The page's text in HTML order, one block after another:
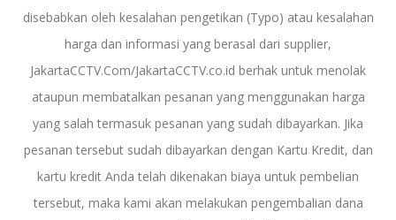
disebabkan oleh kesalahan pengetikan (Typo) atau kesalahan
harga dan informasi yang berasal dari supplier,
JakartaCCTV.Com/JakartaCCTV.co.id berhak untuk menolak
ataupun membatalkan pesanan yang menggunakan harga
yang salah termasuk pesanan yang sudah dibayarkan. Jika
pesanan tersebut sudah dibayarkan dengan Kartu Kredit, dan
kartu kredit Anda telah dikenakan biaya untuk pembelian
tersebut, maka kami akan melakukan pengembalian dana